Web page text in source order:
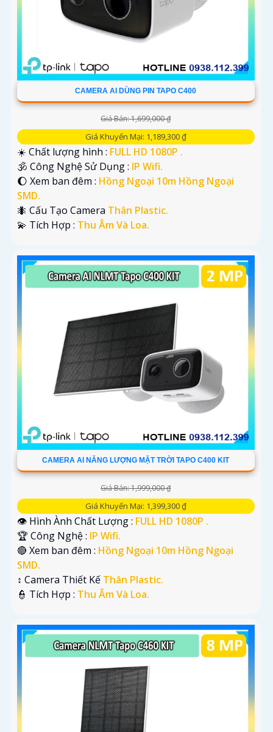
CAMERA AI DÙNG PIN TAPO C400
Giá Bán: 1,699,000 ₫
Giá Khuyến Mại: 1,189,300 ₫
☀️ Chất lượng hình : FULL HD 1080P .
🕉️ Công Nghệ Sử Dụng : IP Wifi.
🌔 Xem ban đêm : Hồng Ngoại 10m Hồng Ngoại
SMD.
🐜 Cấu Tạo Camera Thân Plastic.
️💫 Tích Hợp : Thu Âm Và Loa.
CAMERA AI NĂNG LƯỢNG MẶT TRỜI TAPO C400 KIT
Giá Bán: 1,999,000 ₫
Giá Khuyến Mại: 1,399,300 ₫
👁 Hình Ành Chất Lượng : FULL HD 1080P .
🏆 Công Nghệ : IP Wifi.
🔴 Xem ban đêm : Hồng Ngoại 10m Hồng Ngoại
SMD.
↕️ Camera Thiết Kế Thân Plastic.
️👮 Tích Hợp : Thu Âm Và Loa.